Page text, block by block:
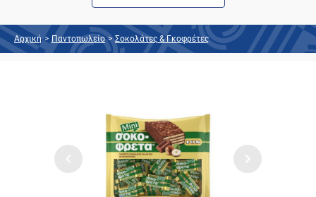
Αρχική > Παντοπωλείο > Σοκολάτες & Γκοφρέτες